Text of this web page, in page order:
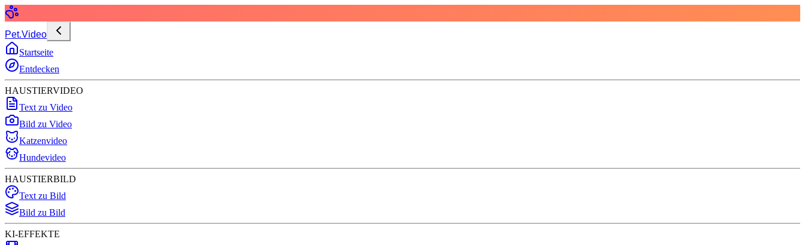
Pet.Video
Startseite
Entdecken
HAUSTIERVIDEO
Text zu Video
Bild zu Video
Katzenvideo
Hundevideo
HAUSTIERBILD
Text zu Bild
Bild zu Bild
KI-EFFEKTE